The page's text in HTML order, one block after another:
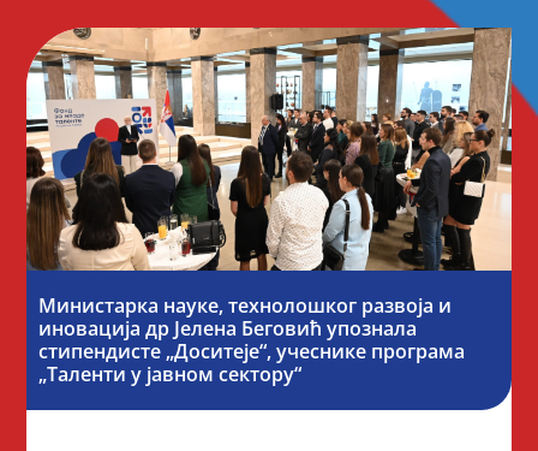
Министарка науке, технолошког развоја и
иновација др Јелена Беговић упознала
стипендисте „Доситеје“, учеснике програма
„Таленти у јавном сектору“